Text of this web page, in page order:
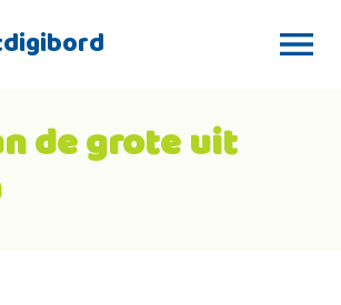
de grote uit